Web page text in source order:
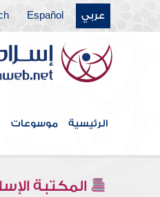
عربي Español
الرئيسية موسوعات
المكتبة
فهرس الكتاب
كتاب الطهارة
كتاب الحيض